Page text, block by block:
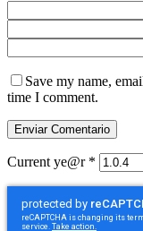
Save my name,
time I comment.
Current ye@r *